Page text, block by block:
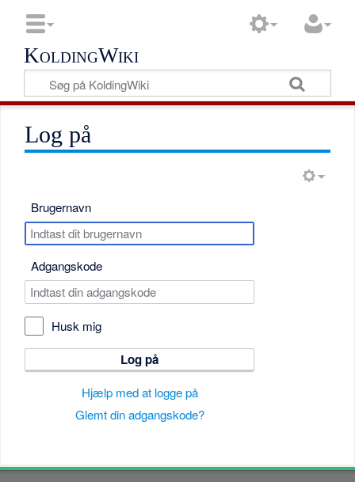
KoldingWiki
Log på
Brugernavn
Adgangskode
Husk mig
Log på
Hjælp med at logge på
Glemt din adgangskode?